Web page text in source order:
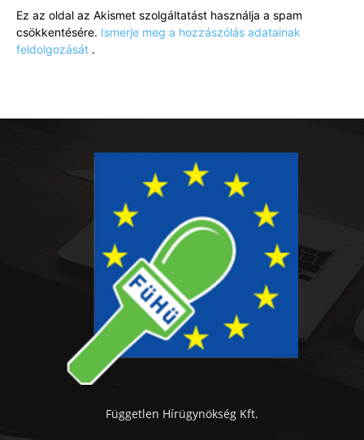
Ez az oldal az Akismet szolgáltatást használja a spam
csökkentésére. Ismerje meg a hozzászólás adatainak
feldolgozását .
Független Hírügynökség Kft.